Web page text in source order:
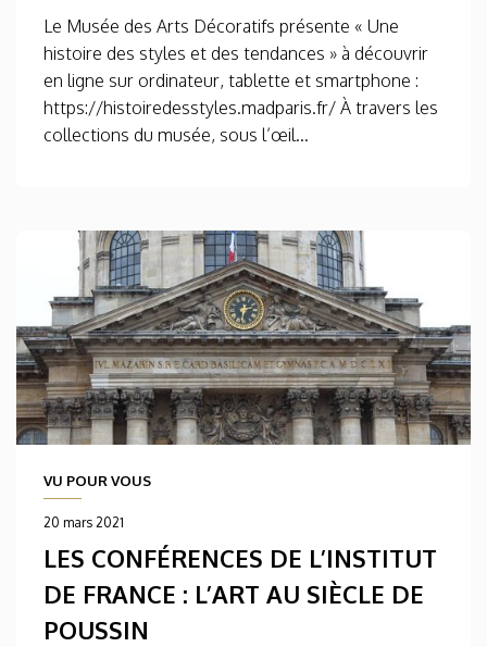
Le Musée des Arts Décoratifs présente « Une
histoire des styles et des tendances » à découvrir
en ligne sur ordinateur, tablette et smartphone :
https://histoiredesstyles.madparis.fr/ À travers les
collections du musée, sous l’œil...
VU POUR VOUS
20 mars 2021
LES CONFÉRENCES DE L’INSTITUT
DE FRANCE : L’ART AU SIÈCLE DE
POUSSIN